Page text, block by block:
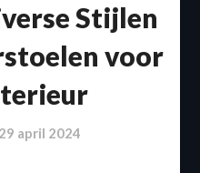
Stijlen
voor
29 april 2024